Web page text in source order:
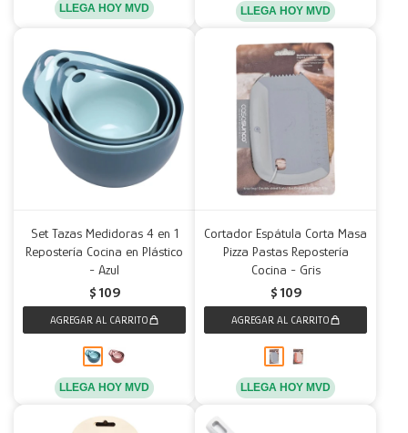
LLEGA HOY MVD LLEGA HOY MVD
Set Tazas Medidoras 4 en 1
Repostería Cocina en Plástico
- Azul
$ 109
LLEGA HOY MVD
Cortador Espátula Corta Masa
Pizza Pastas Repostería
Cocina - Gris
$ 109
LLEGA HOY MVD